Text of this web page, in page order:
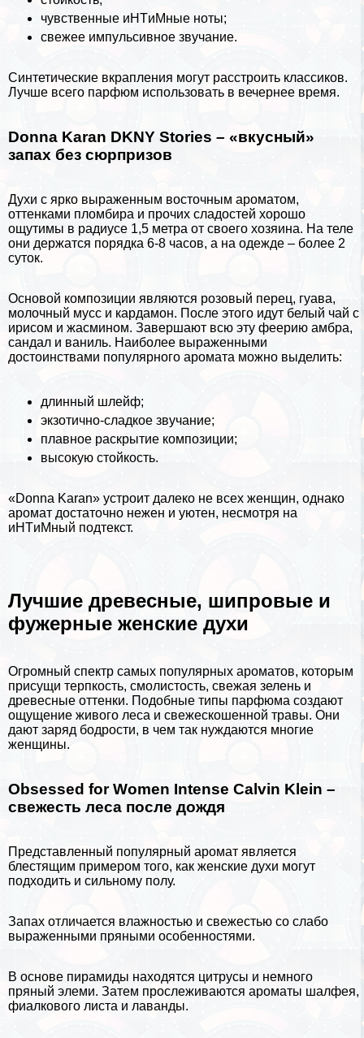
чувственные иHTиMные ноты;
свежее импульсивное звучание.
Синтетические вкрапления могут расстроить классиков.
Лучше всего парфюм использовать в вечернее время.
Donna Karan DKNY Stories – «вкусный»
запах без сюрпризов
Духи с ярко выраженным восточным ароматом,
оттенками пломбира и прочих сладостей хорошо
ощутимы в радиусе 1,5 метра от своего хозяина. На теле
они держатся порядка 6-8 часов, а на одежде – более 2
суток.
Основой композиции являются розовый перец, гуава,
молочный мусс и кардамон. После этого идут белый чай с
ирисом и жасмином. Завершают всю эту феерию амбра,
сандал и ваниль. Наиболее выраженными
достоинствами популярного аромата можно выделить:
длинный шлейф;
экзотично-сладкое звучание;
плавное раскрытие композиции;
высокую стойкость.
«Donna Karan» устроит далеко не всех женщин, однако
аромат достаточно нежен и уютен, несмотря на
иHTиMный подтекст.
Лучшие древесные, шипровые и
фужерные женские духи
Огромный спектр самых популярных ароматов, которым
присущи терпкость, смолистость, свежая зелень и
древесные оттенки. Подобные типы парфюма создают
ощущение живого леса и свежескошенной травы. Они
дают заряд бодрости, в чем так нуждаются многие
женщины.
Obsessed for Women Intense Calvin Klein –
свежесть леса после дождя
Представленный популярный аромат является
блестящим примером того, как женские духи могут
подходить и сильному полу.
Запах отличается влажностью и свежестью со слабо
выраженными пряными особенностями.
В основе пирамиды находятся цитрусы и немного
пряный элеми. Затем прослеживаются ароматы шалфея,
фиалкового листа и лаванды.